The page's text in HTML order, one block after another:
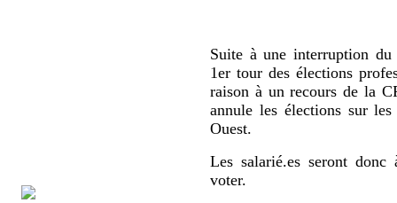
Suite à une interruption
1er tour des élections
raison à un recours de la
annule les élections sur
Ouest.
Les salarié.es seront
voter.